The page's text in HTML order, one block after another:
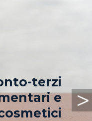
terzi
e